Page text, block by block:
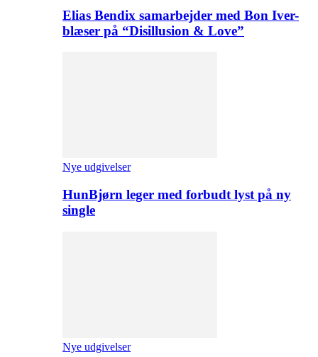
Elias Bendix samarbejder med Bon Iver-
blæser på “Disillusion & Love”
Nye udgivelser
HunBjørn leger med forbudt lyst på ny
single
Nye udgivelser